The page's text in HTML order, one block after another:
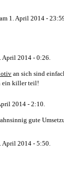
am 1. April 2014 -
April 2014 - 0:26.
an sich sind
ein killer teil!
2014 - 2:10.
gute
April 2014 - 5:50.